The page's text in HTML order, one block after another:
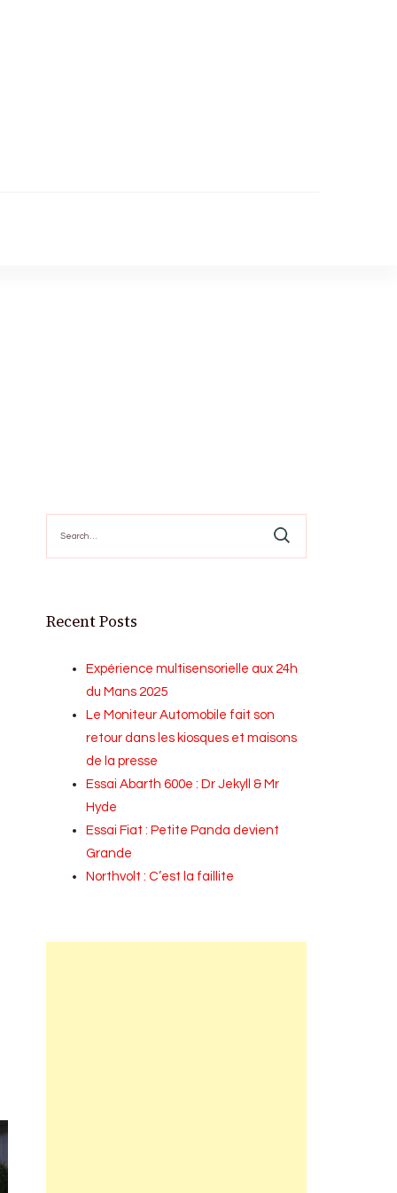
for:
Recent Posts
Expérience multisensorielle aux 24h
du Mans 2025
Le Moniteur Automobile fait son
retour dans les kiosques et maisons
de la presse
Essai Abarth 600e : Dr Jekyll & Mr
Hyde
Essai Fiat : Petite Panda devient
Grande
Northvolt : C’est la faillite